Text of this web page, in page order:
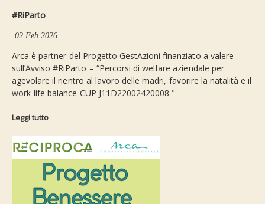
#RiParto
02 Feb 2026
Arca è partner del Progetto GestAzioni finanziato a valere
sull’Avviso #RiParto – “Percorsi di welfare aziendale per
agevolare il rientro al lavoro delle madri, favorire la natalità e il
work-life balance CUP J11D22002420008 "
Leggi tutto